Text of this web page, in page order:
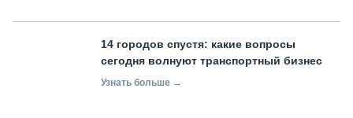
14 городов спустя: какие вопросы
сегодня волнуют транспортный бизнес
Узнать больше →